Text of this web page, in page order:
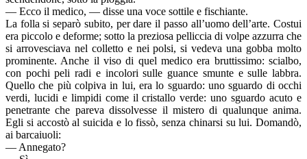
— Ecco il medico, — disse una voce sottile e fischiante.
La folla si separò subito, per dare il passo all’uomo dell’arte. Costui
era piccolo e deforme; sotto la preziosa pelliccia di volpe azzurra che
si arrovesciava nel colletto e nei polsi, si vedeva una gobba molto
prominente. Anche il viso di quel medico era bruttissimo: scialbo,
con pochi peli radi e incolori sulle guance smunte e sulle labbra.
Quello che più colpiva in lui, era lo sguardo: uno sguardo di occhi
verdi, lucidi e limpidi come il cristallo verde: uno sguardo acuto e
penetrante che pareva dissolvesse il mistero di qualunque anima.
Egli si accostò al suicida e lo fissò, senza chinarsi su lui. Domandò,
ai barcaiuoli:
— Annegato?